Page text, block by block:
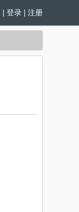
| 登录 | 注册